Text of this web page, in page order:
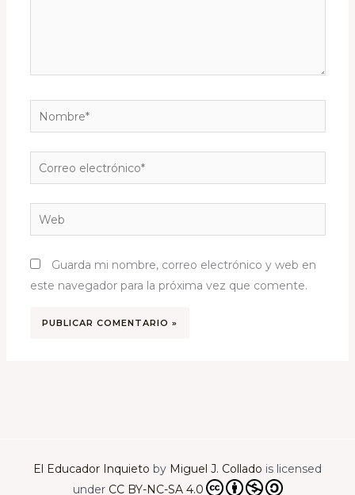
Nombre*
Correo
electrónico*
Web
Guarda mi nombre, correo electrónico y web en
este navegador para la próxima vez que comente.
El Educador Inquieto by Miguel J. Collado is licensed
under CC BY-NC-SA 4.0